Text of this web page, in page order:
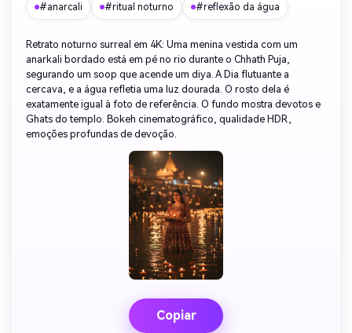
#anarcali #ritual noturno #reflexão da água
Retrato noturno surreal em 4K: Uma menina vestida com um
anarkali bordado está em pé no rio durante o Chhath Puja,
segurando um soop que acende um diya. A Dia flutuante a
cercava, e a água refletia uma luz dourada. O rosto dela é
exatamente igual à foto de referência. O fundo mostra devotos e
Ghats do templo. Bokeh cinematográfico, qualidade HDR,
emoções profundas de devoção.
Copiar